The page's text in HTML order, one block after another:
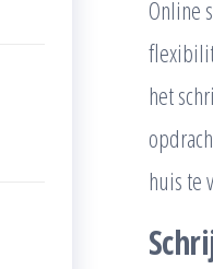
Online
het
huis te